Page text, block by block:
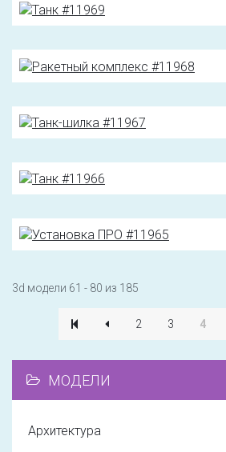
3d модели 61 - 80 из 185
2 3 4
МОДЕЛИ
Архитектура